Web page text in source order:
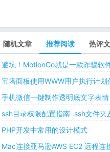
随机文章 推荐阅读 热评
避坑！MotionGo就是一款诈骗软
宝塔面板使用WWW用户执行计
手机微信一键制作透明底文字表
ssh目录权限配置指南 .ssh文件夹
PHP开发中常用的设计模式
Mac连接亚马逊AWS EC2 远程